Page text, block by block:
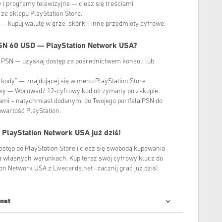
i programy telewizyjne — ciesz się treściami
sklepu PlayStation Store.
kupuj walutę w grze, skórki i inne przedmioty cyfrowe.
60 USD — PlayStation Network USA?
— uzyskaj dostęp za pośrednictwem konsoli lub
— znajdującej się w menu PlayStation Store.
— Wprowadź 12-cyfrowy kod otrzymany po zakupie.
– natychmiast dodanymi do Twojego portfela PSN do
PlayStation.
PlayStation Network USA już dziś!
do PlayStation Store i ciesz się swobodą kupowania
warunkach. Kup teraz swój cyfrowy klucz do
Network USA z Livecards.net i zacznij grać już dziś!